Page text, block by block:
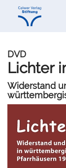
Direkt
Direkt
DVD
Lichter
Widerstand